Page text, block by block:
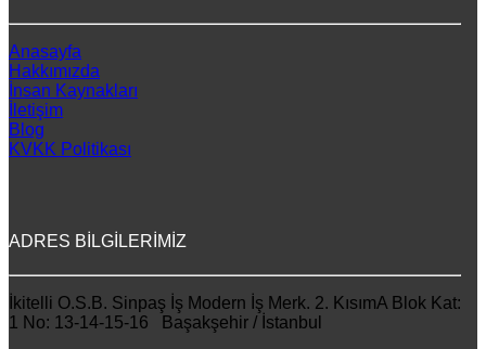
Anasayfa
Hakkımızda
İnsan Kaynakları
İletişim
Blog
KVKK Politikası
ADRES BİLGİLERİMİZ
İkitelli O.S.B. Sinpaş İş Modern İş Merk. 2. KısımA Blok Kat:
1 No: 13-14-15-16 Başakşehir / İstanbul